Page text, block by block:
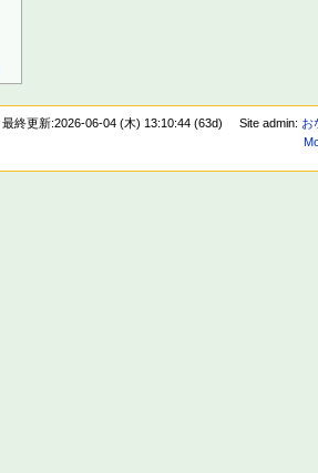
最終更新:2026-06-04 (木) 13:10:44 (63d) Site admin: お